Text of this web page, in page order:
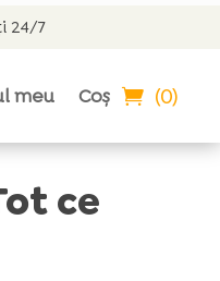
24/7
meu Coș (0)
ce